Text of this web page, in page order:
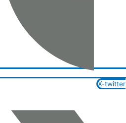
X-twitter